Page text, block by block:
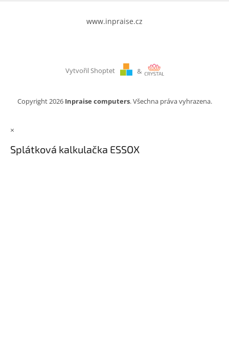
www.inpraise.cz
Vytvořil Shoptet &
Copyright 2026 Inpraise computers. Všechna práva vyhrazena.
×
Splátková kalkulačka ESSOX